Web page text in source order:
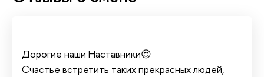
Дорогие наши Наставники😍
Счастье встретить таких прекрасных людей,